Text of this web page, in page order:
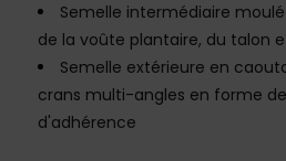
Semelle intermédiaire
de la voûte plantaire, du talon
Semelle extérieure en
crans multi-angles en forme
d'adhérence